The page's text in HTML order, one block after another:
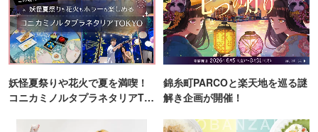
妖怪夏祭りや花火で夏を満喫！
コニカミノルタプラネタリアTO
錦糸町PARCOと楽天地を巡る謎
解き企画が開催！